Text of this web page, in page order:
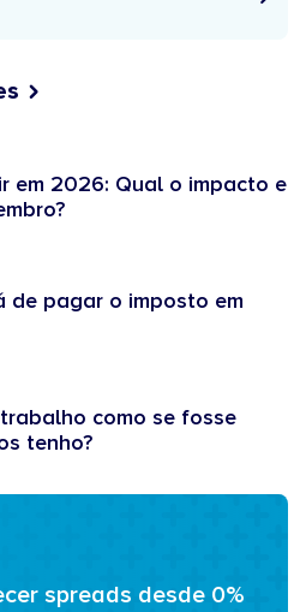
em 2026: Qual o impacto e
de pagar o imposto em
como se fosse
tenho?
spreads desde 0%